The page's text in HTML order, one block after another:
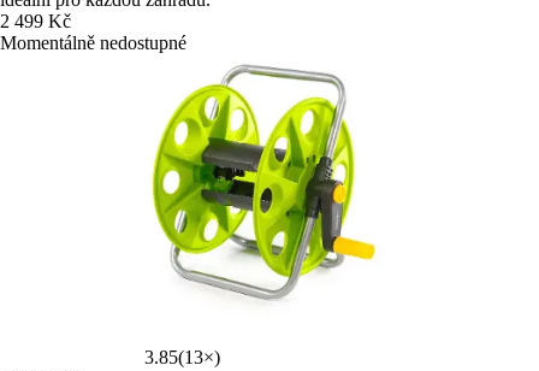
2 499 Kč
Momentálně nedostupné
3.85(13×)